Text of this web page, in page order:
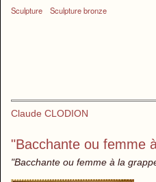
Sculpture Sculpture bronze
Claude CLODION
"Bacchante ou femme
"Bacchante ou femme à la